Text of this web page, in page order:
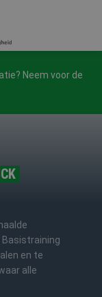
Neem voor de
en te
alle